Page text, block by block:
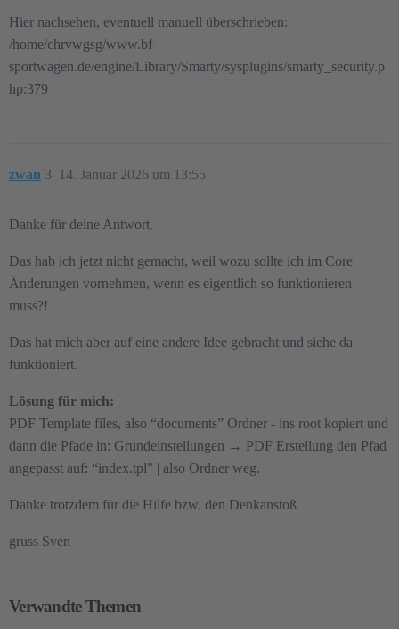
Hier nachsehen, eventuell manuell überschrieben:
/home/chrvwgsg/www.bf-
sportwagen.de/engine/Library/Smarty/sysplugins/smarty_security.p
hp:379
zwan 14. Januar 2026 um 13:55
3
Danke für deine Antwort.
Das hab ich jetzt nicht gemacht, weil wozu sollte ich im Core
Änderungen vornehmen, wenn es eigentlich so funktionieren
muss?!
Das hat mich aber auf eine andere Idee gebracht und siehe da
funktioniert.
Lösung für mich:
PDF Template files, also “documents” Ordner - ins root kopiert und
dann die Pfade in: Grundeinstellungen → PDF Erstellung den Pfad
angepasst auf: “index.tpl” | also Ordner weg.
Danke trotzdem für die Hilfe bzw. den Denkanstoß
gruss Sven
Verwandte Themen